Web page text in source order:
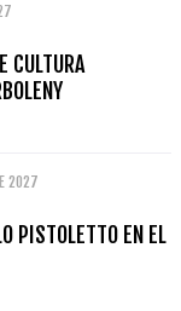
CULTURA
2027
PISTOLETTO EN EL